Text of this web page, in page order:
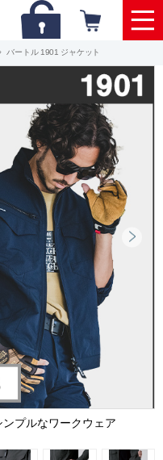
バートル 1901 ジャケット
プルなワークウェア